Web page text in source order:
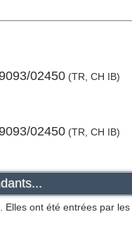
02450 (TR, CH IB)
02450 (TR, CH IB)
ont été entrées par